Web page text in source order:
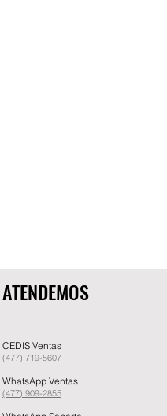
ATENDEMOS
CEDIS Ventas
(477) 719-5607
WhatsApp Ventas
(477) 909-2855